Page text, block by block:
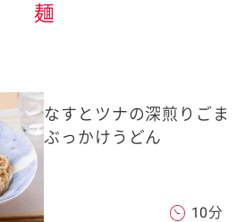
麺
なすとツナの深煎りごま
ぶっかけうどん
10分